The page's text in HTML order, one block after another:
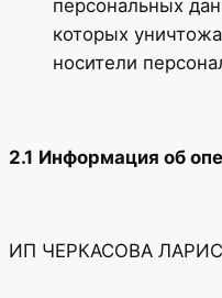
персональных
которых
носители
2.1 Информация об
ИП ЧЕРКАСОВА